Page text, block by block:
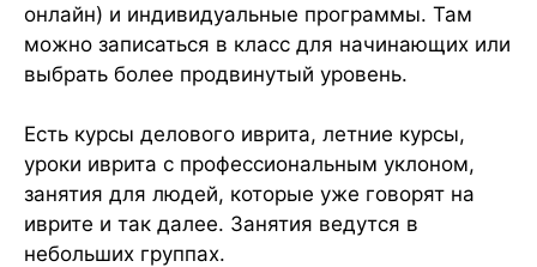
онлайн) и индивидуальные программы. Там
можно записаться в класс для начинающих или
выбрать более продвинутый уровень.
Есть курсы делового иврита, летние курсы,
уроки иврита с профессиональным уклоном,
занятия для людей, которые уже говорят на
иврите и так далее. Занятия ведутся в
небольших группах.